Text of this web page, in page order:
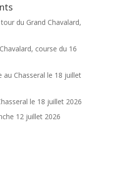
du Grand Chavalard,
course du 16
au Chasseral le 18 juillet
le 18 juillet 2026
12 juillet 2026